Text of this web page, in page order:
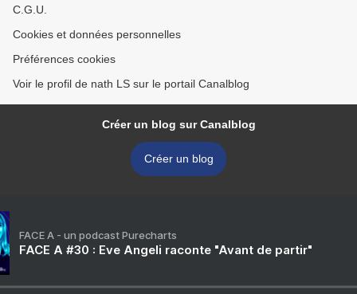
C.G.U.
Cookies et données personnelles
Préférences cookies
Voir le profil de nath LS sur le portail Canalblog
Créer un blog sur Canalblog
Créer un blog
FACE A - un podcast Purecharts
FACE A #30 : Eve Angeli raconte "Avant de partir"